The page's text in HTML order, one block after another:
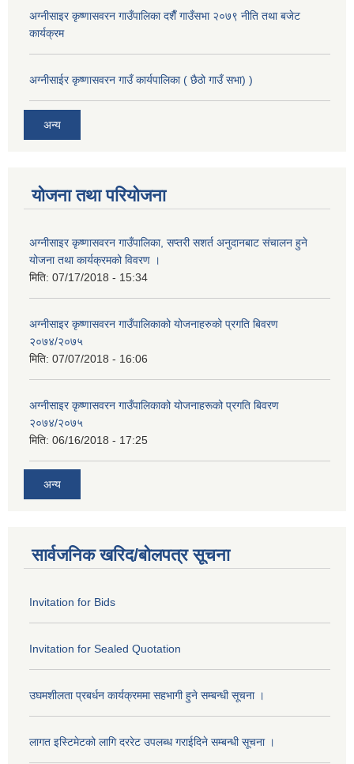
अग्नीसाइर कृष्णासवरन गाउँपालिका दशैँ गाउँसभा २०७९ नीति तथा बजेट
कार्यक्रम
अग्नीसाईर कृष्णासवरन गाउँ कार्यपालिका ( छैठो गाउँ सभा) )
अन्य
योजना तथा परियोजना
अग्नीसाइर कृष्णासवरन गाउँपालिका, सप्तरी सशर्त अनुदानबाट संचालन हुने
योजना तथा कार्यक्रमको विवरण ।
मिति: 07/17/2018 - 15:34
अग्नीसाइर कृष्णासवरन गाउँपालिकाको योजनाहरुको प्रगति बिवरण
२०७४/२०७५
मिति: 07/07/2018 - 16:06
अग्नीसाइर कृष्णासवरन गाउँपालिकाको योजनाहरूको प्रगति बिवरण
२०७४/२०७५
मिति: 06/16/2018 - 17:25
अन्य
सार्वजनिक खरिद/बोलपत्र सूचना
Invitation for Bids
Invitation for Sealed Quotation
उघमशीलता प्रबर्धन कार्यक्रममा सहभागी हुने सम्बन्धी सूचना ।
लागत इस्टिमेटको लागि दररेट उपलब्ध गराईदिने सम्बन्धी सूचना ।